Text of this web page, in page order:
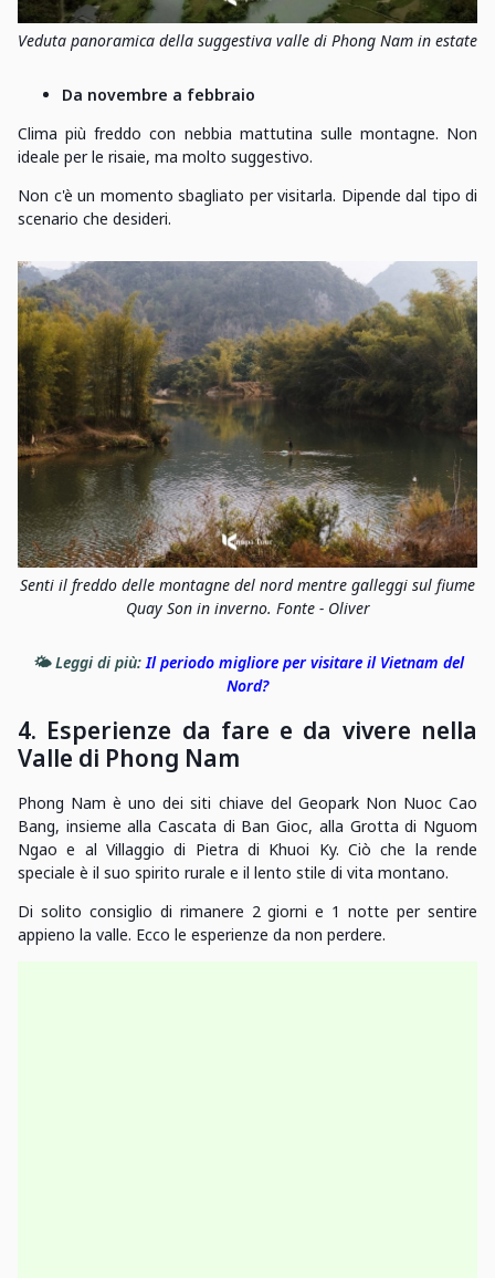
Veduta panoramica della suggestiva valle di Phong Nam in estate
Da novembre a febbraio
Clima più freddo con nebbia mattutina sulle montagne. Non
ideale per le risaie, ma molto suggestivo.
Non c'è un momento sbagliato per visitarla. Dipende dal tipo di
scenario che desideri.
Senti il freddo delle montagne del nord mentre galleggi sul fiume
Quay Son in inverno. Fonte - Oliver
🌤️ Leggi di più: Il periodo migliore per visitare il Vietnam del
Nord?
4. Esperienze da fare e da vivere nella
Valle di Phong Nam
Phong Nam è uno dei siti chiave del Geopark Non Nuoc Cao
Bang, insieme alla Cascata di Ban Gioc, alla Grotta di Nguom
Ngao e al Villaggio di Pietra di Khuoi Ky. Ciò che la rende
speciale è il suo spirito rurale e il lento stile di vita montano.
Di solito consiglio di rimanere 2 giorni e 1 notte per sentire
appieno la valle. Ecco le esperienze da non perdere.